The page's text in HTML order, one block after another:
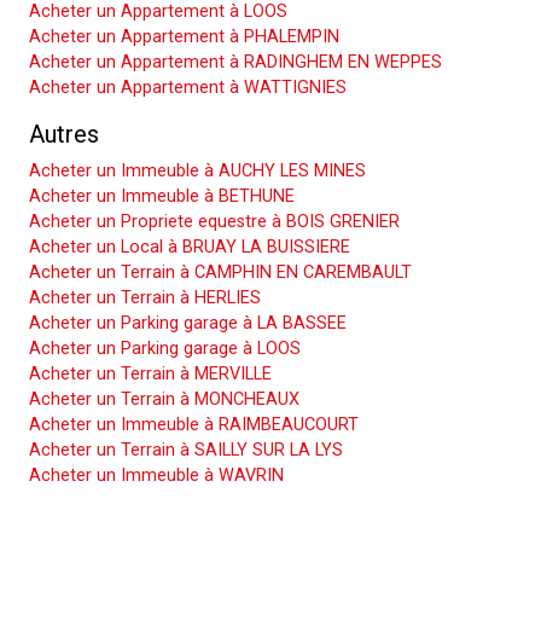
Acheter un Appartement à LOOS
Acheter un Appartement à PHALEMPIN
Acheter un Appartement à RADINGHEM EN WEPPES
Acheter un Appartement à WATTIGNIES
Autres
Acheter un Immeuble à AUCHY LES MINES
Acheter un Immeuble à BETHUNE
Acheter un Propriete equestre à BOIS GRENIER
Acheter un Local à BRUAY LA BUISSIERE
Acheter un Terrain à CAMPHIN EN CAREMBAULT
Acheter un Terrain à HERLIES
Acheter un Parking garage à LA BASSEE
Acheter un Parking garage à LOOS
Acheter un Terrain à MERVILLE
Acheter un Terrain à MONCHEAUX
Acheter un Immeuble à RAIMBEAUCOURT
Acheter un Terrain à SAILLY SUR LA LYS
Acheter un Immeuble à WAVRIN